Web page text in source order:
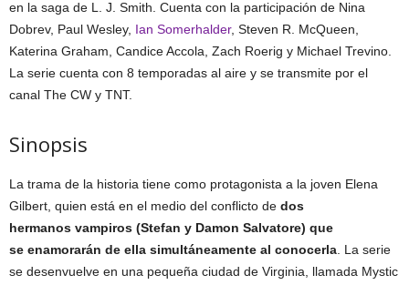
en la saga de L. J. Smith. Cuenta con la participación de Nina
Dobrev, Paul Wesley, Ian Somerhalder, Steven R. McQueen,
Katerina Graham, Candice Accola, Zach Roerig y Michael Trevino.
La serie cuenta con 8 temporadas al aire y se transmite por el
canal The CW y TNT.
Sinopsis
La trama de la historia tiene como protagonista a la joven Elena
Gilbert, quien está en el medio del conflicto de dos
hermanos vampiros (Stefan y Damon Salvatore) que
se enamorarán de ella simultáneamente al conocerla . La serie
se desenvuelve en una pequeña ciudad de Virginia, llamada Mystic